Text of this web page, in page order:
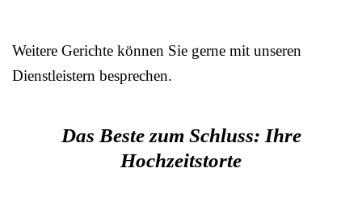
Weitere Gerichte können Sie gerne mit unseren
Dienstleistern besprechen.
Das Beste zum Schluss: Ihre
Hochzeitstorte